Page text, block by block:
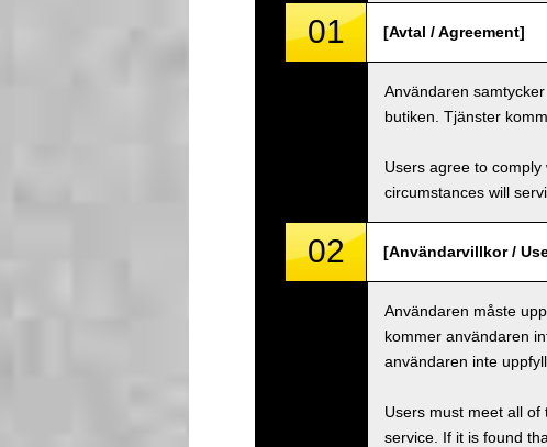
01 [Avtal / Agreement]
Användaren
butiken. Tjänster
Users agree to
circumstances will
02 [Användarvillkor /
Användaren måste
kommer användaren
användaren inte
Users must meet all
service. If it is found